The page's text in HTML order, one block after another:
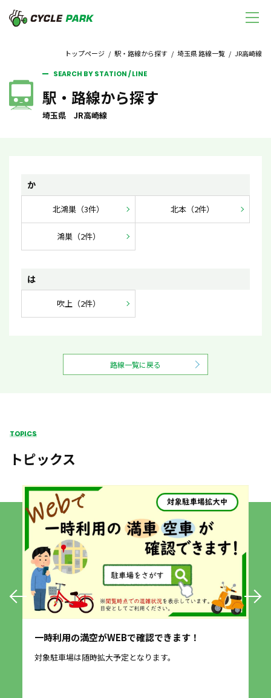
トップページ / 駅・路線から探す / 埼玉県 路線一覧 / JR高崎線
SEARCH BY STATION / LINE
駅・路線から探す
埼玉県 JR高崎線
か
北鴻巣（3件） 北本（2件）
鴻巣（2件）
は
吹上（2件）
路線一覧に戻る
TOPICS
トピックス
一時利用の満空がWEBで確認できます！
対象駐車場は随時拡大予定となります。